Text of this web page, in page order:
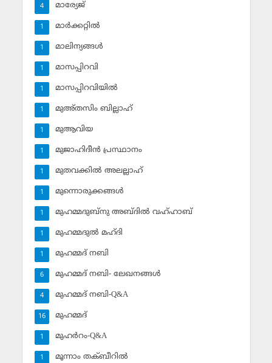
മാര്യേജ്
4
മാര്‍ക്കറ്റില്‍
1
മാലിന്യങ്ങള്‍
1
മാസപ്പിറവി
1
മാസപ്പിറവിയില്‍
1
മുഅ്തസിം ബില്ലാഹ്
1
മുആവിയ
1
മുജാഹിദീന്‍ പ്രസ്ഥാനം
1
മുതവക്കില്‍ അലല്ലാഹ്
1
മുന്നൊരുക്കങ്ങള്‍
1
മുഹമ്മദുബ്‌നു അബ്ദില്‍ വഹ്ഹാബ്
1
മുഹമ്മദുല്‍ മഹ്ദി
1
മുഹമ്മദ് നബി
1
മുഹമ്മദ് നബി- ലേഖനങ്ങള്‍
6
മുഹമ്മദ് നബി-Q&A
4
മുഹമ്മദ്‌
16
മുഹര്‍റം-Q&A
1
മൂന്നാം തക്ബീറില്‍
1